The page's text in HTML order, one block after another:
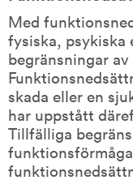
Med
fysiska, psykiska
begränsningar
skada eller en
har uppstått
Tillfälliga